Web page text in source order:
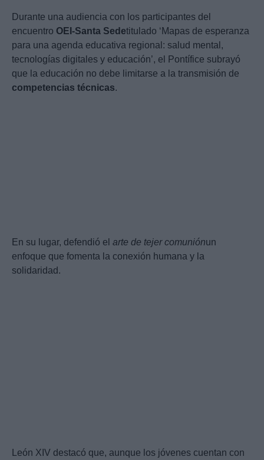
Durante una audiencia con los participantes del
encuentro OEI-Santa Sedetitulado ‘Mapas de esperanza
para una agenda educativa regional: salud mental,
tecnologías digitales y educación’, el Pontífice subrayó
que la educación no debe limitarse a la transmisión de
competencias técnicas.
En su lugar, defendió el arte de tejer comuniónun
enfoque que fomenta la conexión humana y la
solidaridad.
León XIV destacó que, aunque los jóvenes cuentan con